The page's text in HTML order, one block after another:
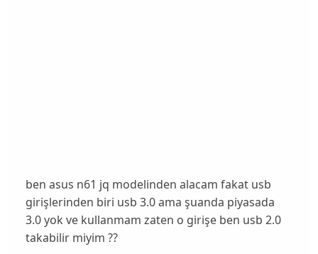
ben asus n61 jq modelinden alacam fakat usb
girişlerinden biri usb 3.0 ama şuanda piyasada
3.0 yok ve kullanmam zaten o girişe ben usb 2.0
takabilir miyim ??